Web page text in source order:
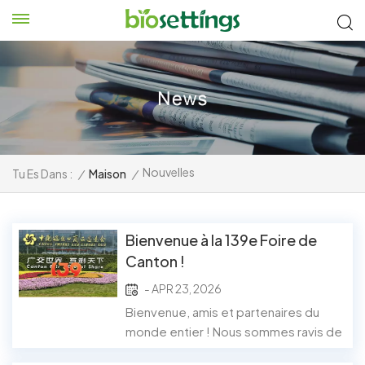
Tu Es Dans : / Maison / Nouvelles
Bienvenue à la 139e Foire de
Canton !
- APR 23, 2026
Bienvenue, amis et partenaires du
monde entier ! Nous sommes ravis de